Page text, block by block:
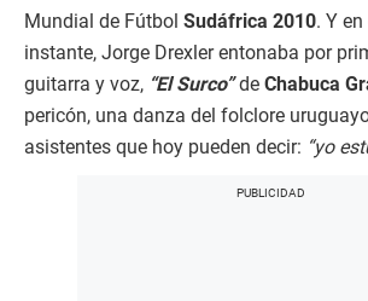
Mundial de Fútbol Sudáfrica 2010. Y
instante, Jorge Drexler entonaba por
guitarra y voz, “El Surco” de Chabuca
pericón, una danza del folclore
asistentes que hoy pueden decir: “yo